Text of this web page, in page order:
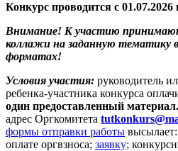
Конкурс проводится с 01.07.2026
Внимание! К участию
коллажи на заданную тематику
форматах!
Условия участия: руководитель
ребенка-участника конкурса
один предоставленный материал.
адрес Оргкомитета
формы отправки работы
оплате оргвзноса; заявку;